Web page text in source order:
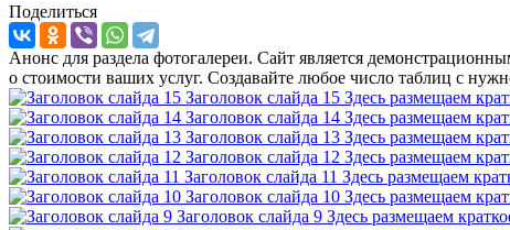
Поделиться
Анонс для раздела фотогалереи. Сайт является
о стоимости ваших услуг. Создавайте любое число таблиц с
Заголовок слайда 15 Здесь размещаем
Заголовок слайда 14 Здесь размещаем
Заголовок слайда 13 Здесь размещаем
Заголовок слайда 12 Здесь размещаем
Заголовок слайда 11 Здесь размещаем
Заголовок слайда 10 Здесь размещаем
Заголовок слайда 9 Здесь размещаем